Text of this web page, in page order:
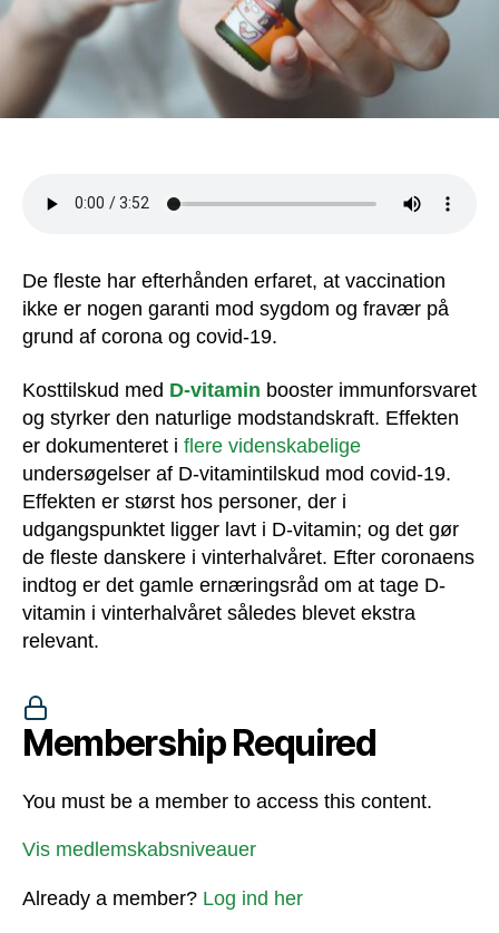
De fleste har efterhånden erfaret, at vaccination
ikke er nogen garanti mod sygdom og fravær på
grund af corona og covid-19.
Kosttilskud med D-vitamin booster immunforsvaret
og styrker den naturlige modstandskraft. Effekten
er dokumenteret i flere videnskabelige
undersøgelser af D-vitamintilskud mod covid-19.
Effekten er størst hos personer, der i
udgangspunktet ligger lavt i D-vitamin; og det gør
de fleste danskere i vinterhalvåret. Efter coronaens
indtog er det gamle ernæringsråd om at tage D-
vitamin i vinterhalvåret således blevet ekstra
relevant.
Membership Required
You must be a member to access this content.
Vis medlemskabsniveauer
Already a member? Log ind her